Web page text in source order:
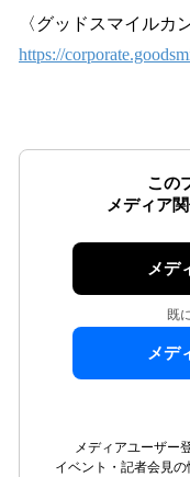
〈グッドスマイルカ
https://
この
メディア
メデ
既
メデ
メディアユーザー
イベント・記者会見の